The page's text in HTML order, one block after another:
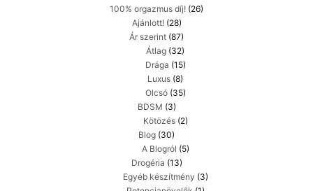
100% orgazmus díj! (26)
Ajánlott!(28)
Ár szerint (87)
Átlag (32)
Drága (15)
Luxus (8)
Olcsó(35)
BDSM (3)
Kötözés(2)
Blog (30)
A Blogról (5)
Drogéria (13)
Egyéb készítmény (3)